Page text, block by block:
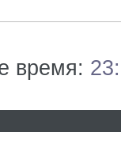
время: